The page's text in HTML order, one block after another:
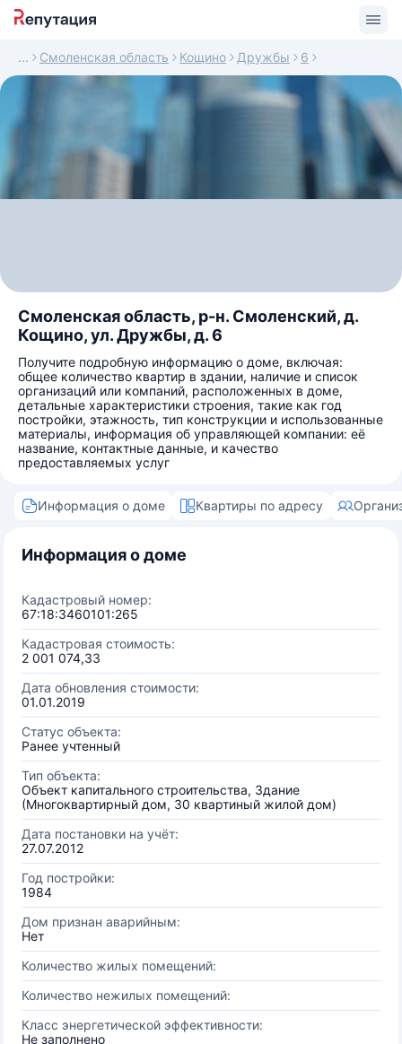
Смоленская область Кощино Дружбы 6
Смоленская область, р-н. Смоленский, д.
Кощино, ул. Дружбы, д. 6
Получите подробную информацию о доме, включая:
общее количество квартир в здании, наличие и список
организаций или компаний, расположенных в доме,
детальные характеристики строения, такие как год
постройки, этажность, тип конструкции и использованные
материалы, информация об управляющей компании: её
название, контактные данные, и качество
предоставляемых услуг
Информация о доме Квартиры по адресу
Информация о доме
Кадастровый номер:
67:18:3460101:265
Кадастровая стоимость:
2 001 074,33
Дата обновления стоимости:
01.01.2019
Статус объекта:
Ранее учтенный
Тип объекта:
Объект капитального строительства, Здание
(Многоквартирный дом, 30 квартиный жилой дом)
Дата постановки на учёт:
27.07.2012
Год постройки:
1984
Дом признан аварийным:
Нет
Количество жилых помещений:
Количество нежилых помещений:
Класс энергетической эффективности:
Не заполнено